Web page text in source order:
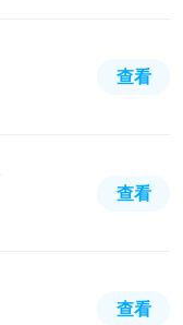
查看
查看
查看